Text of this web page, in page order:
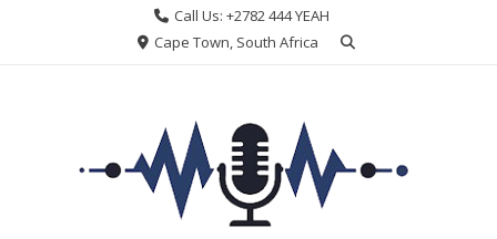
Call Us: +2782 444 YEAH
Cape Town, South Africa